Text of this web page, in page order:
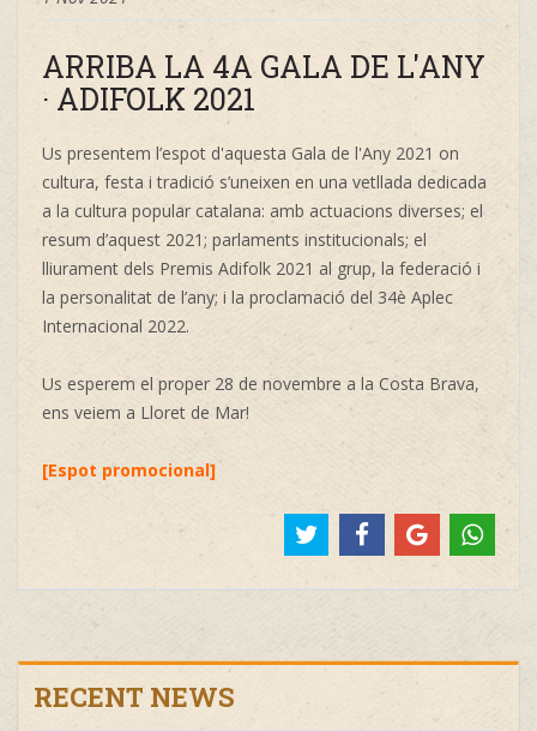
ARRIBA LA 4A GALA DE L'ANY
· ADIFOLK 2021
Us presentem l’espot d'aquesta Gala de l'Any 2021 on
cultura, festa i tradició s’uneixen en una vetllada dedicada
a la cultura popular catalana: amb actuacions diverses; el
resum d’aquest 2021; parlaments institucionals; el
lliurament dels Premis Adifolk 2021 al grup, la federació i
la personalitat de l’any; i la proclamació del 34è Aplec
Internacional 2022.
Us esperem el proper 28 de novembre a la Costa Brava,
ens veiem a Lloret de Mar!
[Espot promocional]
RECENT NEWS